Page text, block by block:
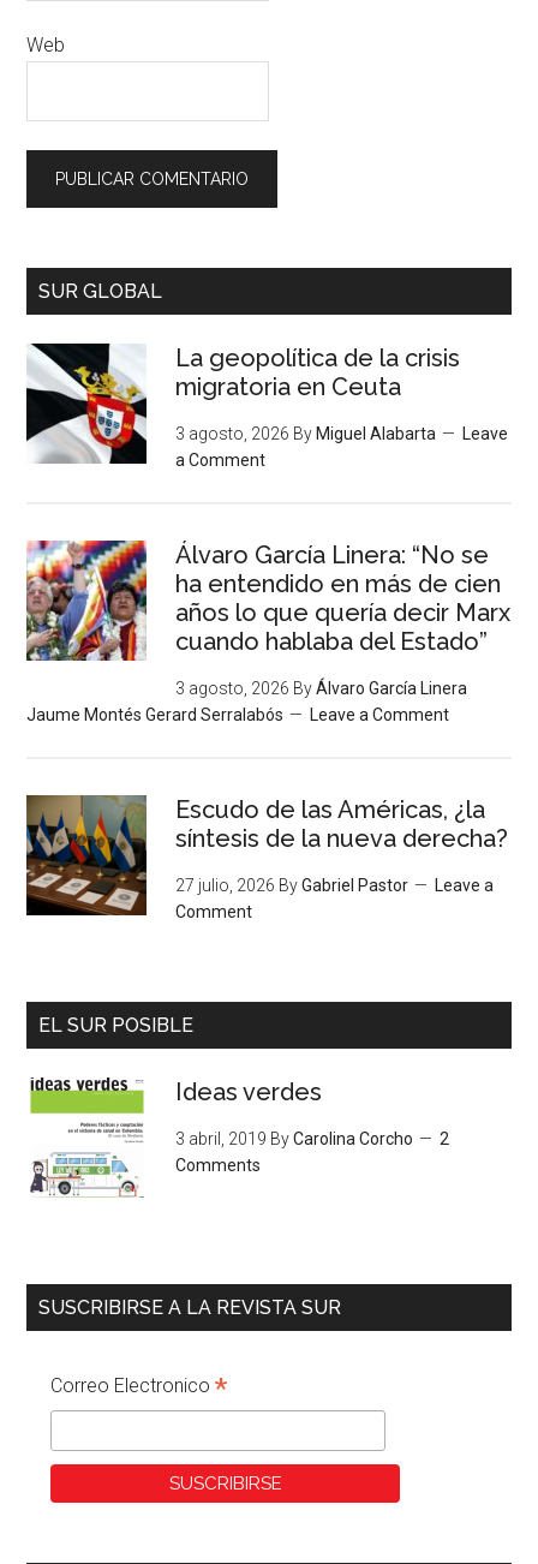
Web
SUR GLOBAL
La geopolítica de la crisis
migratoria en Ceuta
3 agosto, 2026 By Miguel Alabarta
Leave
a Comment
Álvaro García Linera: “No se
ha entendido en más de cien
años lo que quería decir Marx
cuando hablaba del Estado”
3 agosto, 2026 ByÁlvaro García Linera
Jaume Montés Gerard Serralabós
Leave a Comment
Escudo de las Américas, ¿la
síntesis de la nueva derecha?
27 julio, 2026 ByGabriel Pastor
Leave a
Comment
EL SUR POSIBLE
Ideas verdes
3 abril, 2019 ByCarolina Corcho
2
Comments
SUSCRIBIRSE A LA REVISTA SUR
Correo Electronico*